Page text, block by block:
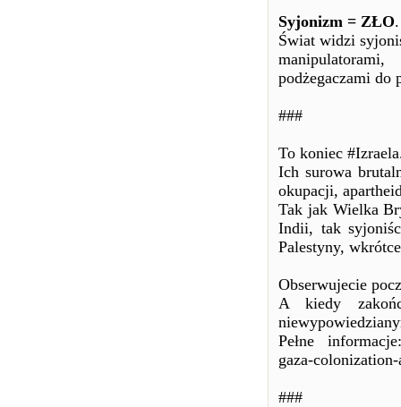
Syjonizm = ZŁO.
Świat widzi
podżegaczami do
###
To koniec
Ich surowa
okupacji,
Tak jak Wielka
Indii, tak
Palestyny,
Obserwujecie
A kiedy
Pełne
gaza-
###